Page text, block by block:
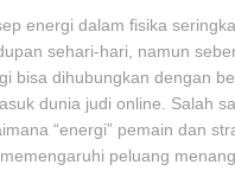
energi dalam fisika
sehari-hari, namun
bisa dihubungkan dengan
dunia judi online. Salah
“energi” pemain dan
peluang